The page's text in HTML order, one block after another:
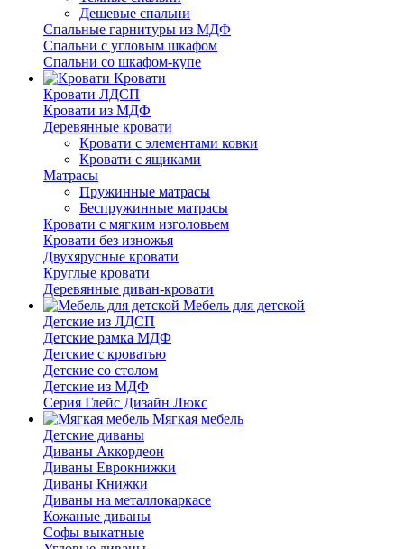
Дешевые спальни
Спальные гарнитуры из МДФ
Спальни с угловым шкафом
Спальни со шкафом-купе
Кровати
Кровати ЛДСП
Кровати из МДФ
Деревянные кровати
Кровати с элементами ковки
Кровати с ящиками
Матрасы
Пружинные матрасы
Беспружинные матрасы
Кровати с мягким изголовьем
Кровати без изножья
Двухярусные кровати
Круглые кровати
Деревянные диван-кровати
Мебель для детской
Детские из ЛДСП
Детские рамка МДФ
Детские с кроватью
Детские со столом
Детские из МДФ
Серия Глейс Дизайн Люкс
Мягкая мебель
Детские диваны
Диваны Аккордеон
Диваны Еврокнижки
Диваны Книжки
Диваны на металлокаркасе
Кожаные диваны
Софы выкатные